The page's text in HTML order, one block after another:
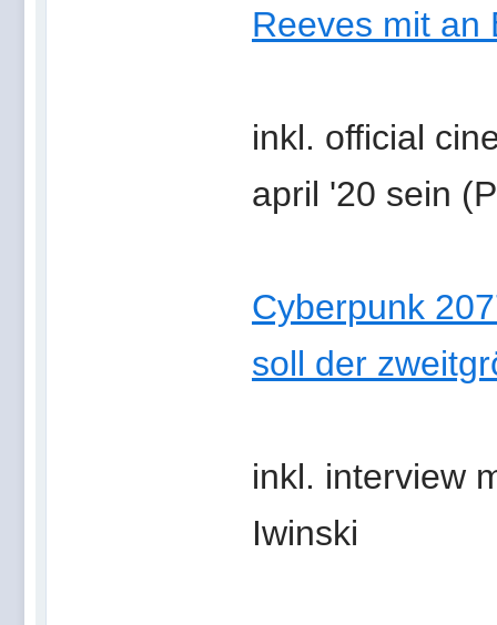
Reeves mit an
inkl. official
april '20 sein
Cyberpunk
soll der
inkl. interview
Iwinski